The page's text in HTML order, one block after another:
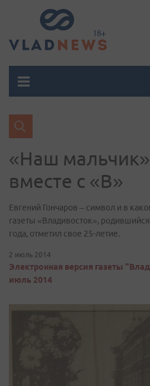
«Наш
вместе с «В»
Евгений Гончаров – символ и в
газеты «Владивосток»,
года, отметил свое 25-летие.
2 июль 2014
Электронная версия газеты
июль 2014